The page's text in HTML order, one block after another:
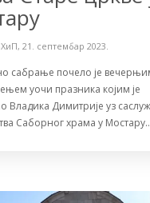
, 21. септембар 2023.
сабрање почело је
уочи празника којим је
Владика Димитрије уз
Саборног храма у